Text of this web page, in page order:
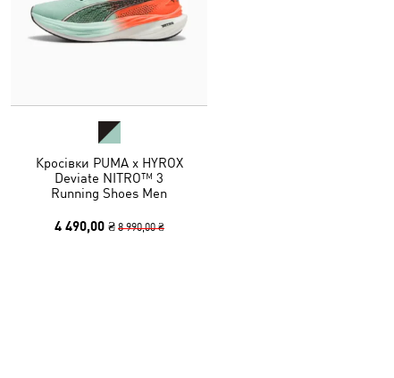
Кросівки PUMA x HYROX
Deviate NITRO™ 3
Running Shoes Men
4 490,00 ₴ 8 990,00 ₴